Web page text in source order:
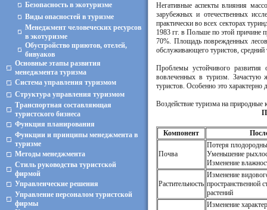
Безопасность в экотуризме
Виды опасностей в туризме
Менеджмент человеческих ресурсов
в экотуризме
Обустройство приютов, отелей,
бивуаков
Основные этапы развития
менеджмента туризма
Система управления туризмом
Структура управления туризмом
Транспортная составляющая
туристского бизнеса
Функция планирования
Функции и принципы менеджмента в
туризме
Методы менеджмента
Стиль руководства туристской
фирмой
Управленческие решения
Управление персоналом туристской
фирмы
Негативные аспекты влияния
зарубежных и отечественных
практически во всех секторах
1983 гг. в Польше по этой причине
70%. Площадь поврежденных
обслуживающего туристов,
Проблемы устойчивого развития
вовлеченных в туризм. Зачастую
туристов. Особенно это характерно
Воздействие туризма на природные
Компонент
Почва
Потеря
Уменьшение
Изменение
Растительность
Изменение
пространствен­ной
растений
Изменение